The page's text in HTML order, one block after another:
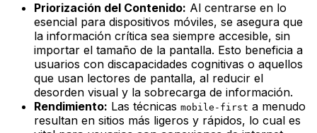
Priorización del Contenido: Al centrarse en lo
esencial para dispositivos móviles, se asegura que
la información crítica sea siempre accesible, sin
importar el tamaño de la pantalla. Esto beneficia a
usuarios con discapacidades cognitivas o aquellos
que usan lectores de pantalla, al reducir el
desorden visual y la sobrecarga de información.
Rendimiento: Las técnicas mobile-first a menudo
resultan en sitios más ligeros y rápidos, lo cual es